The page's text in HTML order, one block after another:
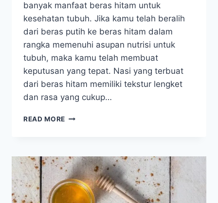
banyak manfaat beras hitam untuk
kesehatan tubuh. Jika kamu telah beralih
dari beras putih ke beras hitam dalam
rangka memenuhi asupan nutrisi untuk
tubuh, maka kamu telah membuat
keputusan yang tepat. Nasi yang terbuat
dari beras hitam memiliki tekstur lengket
dan rasa yang cukup…
READ MORE SELAIN
11
MANFAAT
BERAS
HITAM
YANG